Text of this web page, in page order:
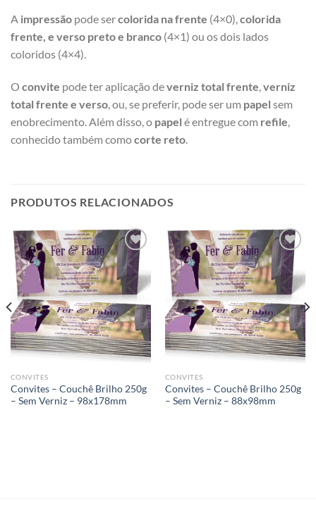
A impressão pode sercolorida na frente (4×0),colorida
frente, e verso preto e branco (4×1) ou os dois lados
coloridos (4×4).
O convite pode ter aplicação deverniz total frente,verniz
total frente e verso, ou, se preferir, pode ser um papel sem
enobrecimento. Além disso, o papel é entregue com refile,
conhecido também comocorte reto.
PRODUTOS RELACIONADOS
Add to
wishlist
CONVITES
Convites – Couchê Brilho 250g
– Sem Verniz – 98x178mm
Add to
wishlist
CONVITES
Convites – Couchê Brilho 250g
– Sem Verniz – 88x98mm